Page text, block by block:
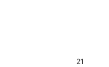
21